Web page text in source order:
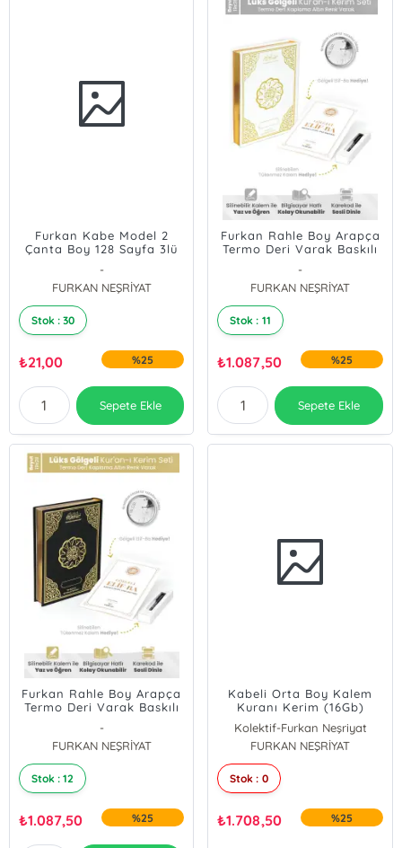
Furkan Kabe Model 2
Çanta Boy 128 Sayfa 3lü
beyaz
-
FURKAN NEŞRİYAT
Stok : 30
₺21,00 %25
Sepete Ekle
Furkan Rahle Boy Arapça
Termo Deri Varak Baskılı
Kerim + Gölgeli Elifba +
Silinebilir Tükenmez
Kalem (Frixion Model)
-
FURKAN NEŞRİYAT
Stok : 11
₺1.087,50 %25
Sepete Ekle
Furkan Rahle Boy Arapça
Termo Deri Varak Baskılı
Kerim + Gölgeli Elifba +
Silinebilir Tükenmez
Kalem (Frixion Model)
-
FURKAN NEŞRİYAT
Stok : 12
₺1.087,50 %25
Kabeli Orta Boy Kalem
Kuranı Kerim (16Gb)
Kolektif-Furkan Neşriyat
FURKAN NEŞRİYAT
Stok : 0
₺1.708,50 %25